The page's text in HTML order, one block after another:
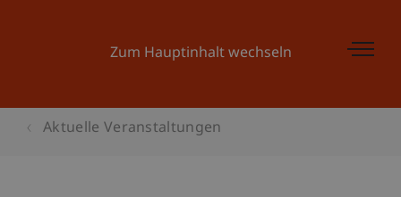
Zum Hauptinhalt wechseln
Aktuelle Veranstaltungen